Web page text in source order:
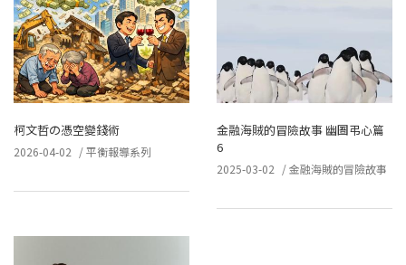
柯文哲の憑空變錢術
2026-04-02 /平衡報導系列
金融海賊的冒險故事 幽圄弔心篇
6
2025-03-02 /金融海賊的冒險故事